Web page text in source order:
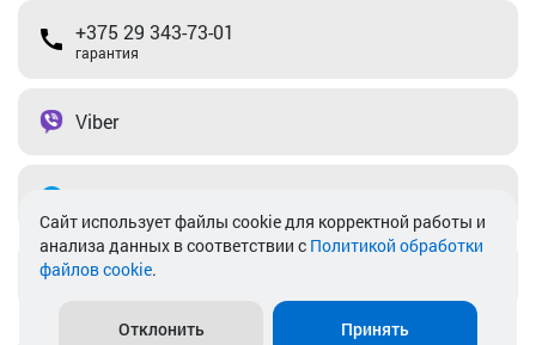
+375 29 343-73-01
гарантия
Viber
info@akkamulik.by
Cайт использует файлы cookie для корректной работы и
анализа данных в соответствии с Политикой обработки
файлов cookie.
Отклонить Принять